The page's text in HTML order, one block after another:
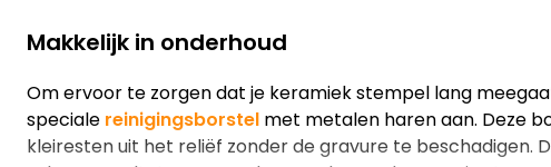
Makkelijk in onderhoud
Om ervoor te zorgen dat je keramiek stempel lang
speciale reinigingsborstel met metalen haren aan. Deze
kleiresten uit het reliëf zonder de gravure te beschadigen.